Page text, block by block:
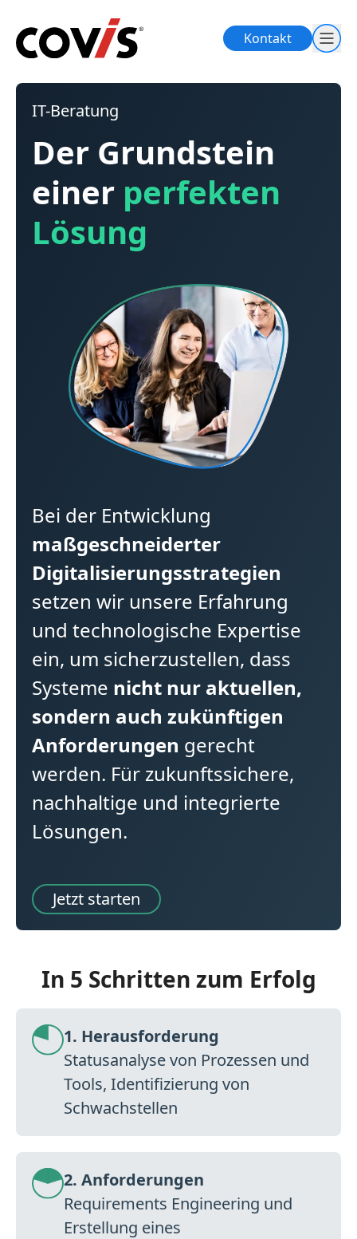
Kontakt
IT-Beratung
Der Grundstein
einer perfekten
Lösung
Bei der Entwicklung
maßgeschneiderter
Digitalisierungsstrategien
setzen wir unsere Erfahrung
und technologische Expertise
ein, um sicherzustellen, dass
Systeme nicht nur aktuellen,
sondern auch zukünftigen
Anforderungen gerecht
werden. Für zukunftssichere,
nachhaltige und integrierte
Lösungen.
Jetzt starten
In 5 Schritten zum Erfolg
1. Herausforderung
Statusanalyse von Prozessen und
Tools, Identifizierung von
Schwachstellen
2. Anforderungen
Requirements Engineering und
Erstellung eines